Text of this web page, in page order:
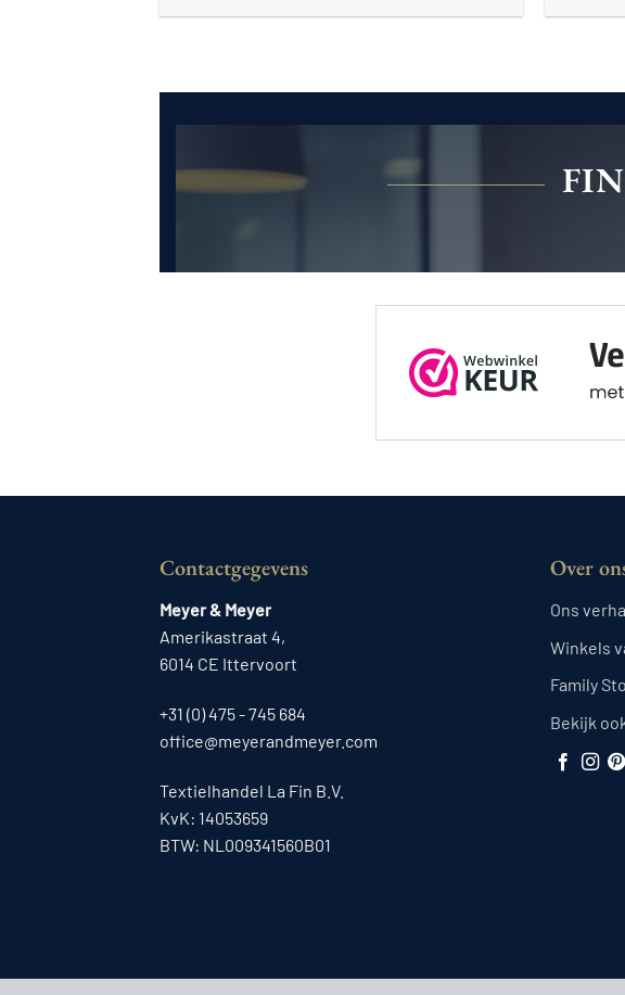
Contactgegevens
Meyer & Meyer
Amerikastraat 4,
6014 CE Ittervoort
+31 (0) 475 - 745 684
office@meyerandmeyer.com
Textielhandel La Fin B.V.
KvK: 14053659
BTW: NL009341560B01
Over
Ons
Winkels
Family
Bekijk